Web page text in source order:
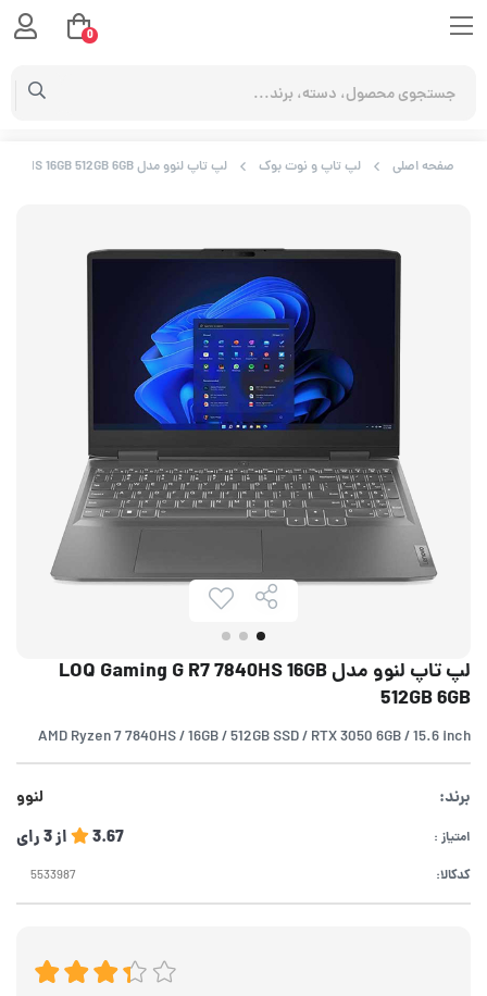
صفحه اصلی لپ تاپ و نوت بوک لپ تاپ لنوو مدل LOQ Gaming G R7 7840HS 16GB 512GB 6GB
لپ تاپ لنوو مدل LOQ Gaming G R7 7840HS 16GB
512GB 6GB
AMD Ryzen 7 7840HS / 16GB / 512GB SSD / RTX 3050 6GB / 15.6 inch
برند: لنوو
امتیاز : 3.67 از3رای
کدکالا:
0